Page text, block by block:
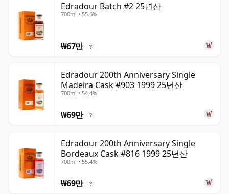
Edradour Batch #2 25년산
700ml • 55.6%
₩67만 ?
Edradour 200th Anniversary Single
Madeira Cask #903 1999 25년산
700ml • 54.4%
₩69만 ?
Edradour 200th Anniversary Single
Bordeaux Cask #816 1999 25년산
700ml • 55.4%
₩69만 ?